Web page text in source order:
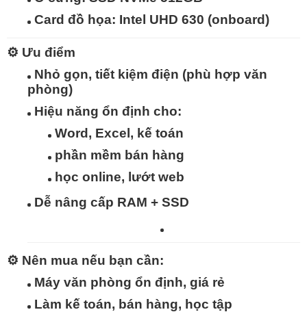
Card đồ họa: Intel UHD 630 (onboard)
⚙️ Ưu điểm
Nhỏ gọn, tiết kiệm điện (phù hợp văn
phòng)
Hiệu năng ổn định cho:
Word, Excel, kế toán
phần mềm bán hàng
học online, lướt web
Dễ nâng cấp RAM + SSD
⚙️ Nên mua nếu bạn cần:
Máy văn phòng ổn định, giá rẻ
Làm kế toán, bán hàng, học tập